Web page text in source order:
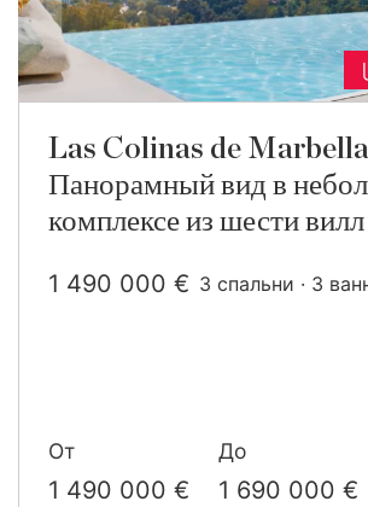
Las Colinas de
Панорамный вид в
комплексе из шести вилл
1 490 000 € 3 спальни · 3
От
1 490 000 €
До
1 690 000 €